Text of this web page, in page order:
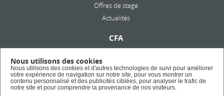
Offres de stage
Actualités
CFA
Formation en alternance
Taxe d'apprentissage
Nous utilisons des cookies
Nous utilisons des cookies et d'autres technologies de suivi pour améliorer
votre expérience de navigation sur notre site, pour vous montrer un
contenu personnalisé et des publicités ciblées, pour analyser le trafic de
notre site et pour comprendre la provenance de nos visiteurs.